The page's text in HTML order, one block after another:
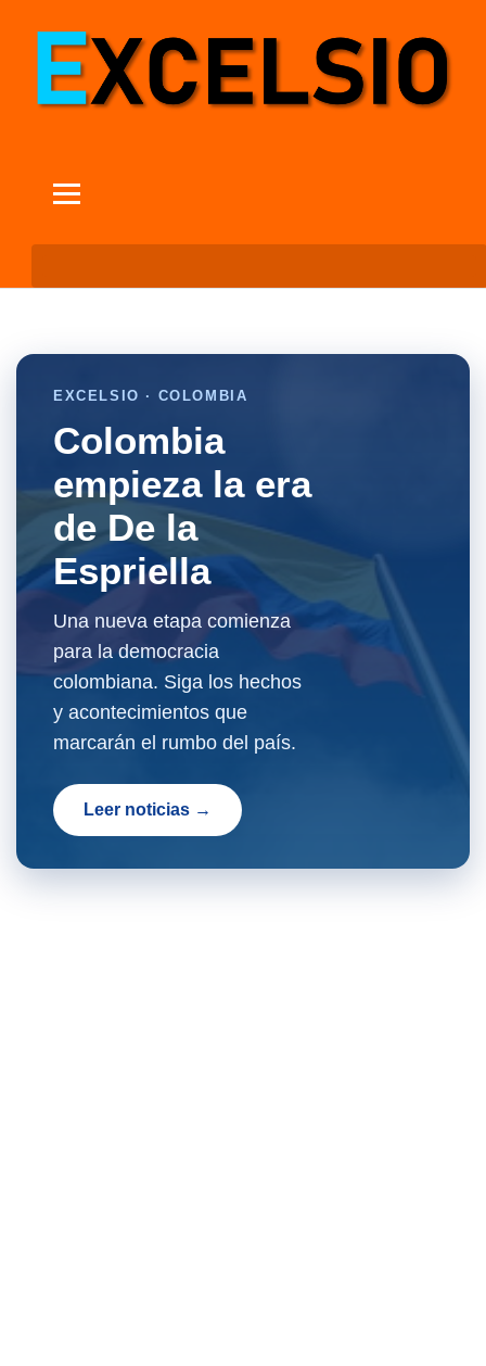
EXCELSIO · COLOMBIA
Colombia
empieza la era
de De la
Espriella
Una nueva etapa comienza
para la democracia
colombiana. Siga los hechos
y acontecimientos que
marcarán el rumbo del país.
Leer noticias →